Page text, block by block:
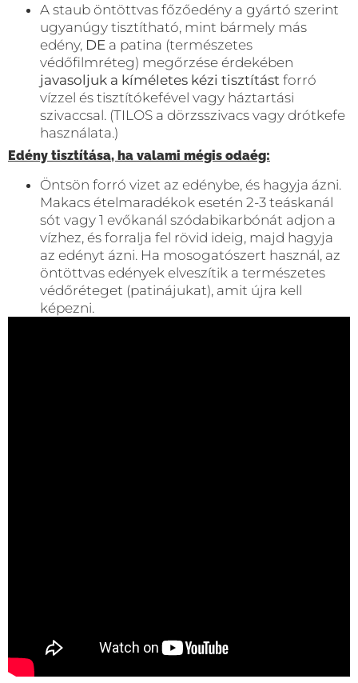
A staub öntöttvas főzőedény a gyártó szerint
ugyanúgy tisztítható, mint bármely más
edény, DE a patina (természetes
védőfilmréteg) megőrzése érdekében
javasoljuk a kíméletes kézi tisztítást forró
vízzel és tisztítókefével vagy háztartási
szivaccsal. (TILOS a dörzsszivacs vagy drótkefe
használata.)
Edény tisztítása, ha valami mégis odaég:
Öntsön forró vizet az edénybe, és hagyja ázni.
Makacs ételmaradékok esetén 2-3 teáskanál
sót vagy 1 evőkanál szódabikarbónát adjon a
vízhez, és forralja fel rövid ideig, majd hagyja
az edényt ázni. Ha mosogatószert használ, az
öntöttvas edények elveszítik a természetes
védőréteget (patinájukat), amit újra kell
képezni.